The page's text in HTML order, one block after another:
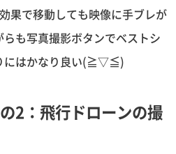
果で移動しても映像に手ブレが
も写真撮影ボタンでベストシ
にはかなり良い(≧▽≦)
2：飛行ドローンの撮